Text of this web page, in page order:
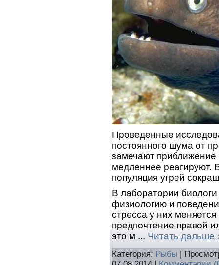
Проведенные
постоянного шума от
замечают
медленнее реагируют.
популяция угрей
В лаборатории
физиологию и
стресса у них
предпочтение правой
это м ... Читать дальше
Категория: Рыбы |